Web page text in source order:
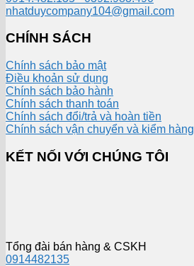
nhatduycompany104@gmail.com
CHÍNH SÁCH
Chính sách bảo mật
Điều khoản sử dụng
Chính sách bảo hành
Chính sách thanh toán
Chính sách đổi/trả và hoàn tiền
Chính sách vận chuyển và kiểm hàng
KẾT NỐI VỚI CHÚNG TÔI
Tổng đài bán hàng & CSKH
0914482135